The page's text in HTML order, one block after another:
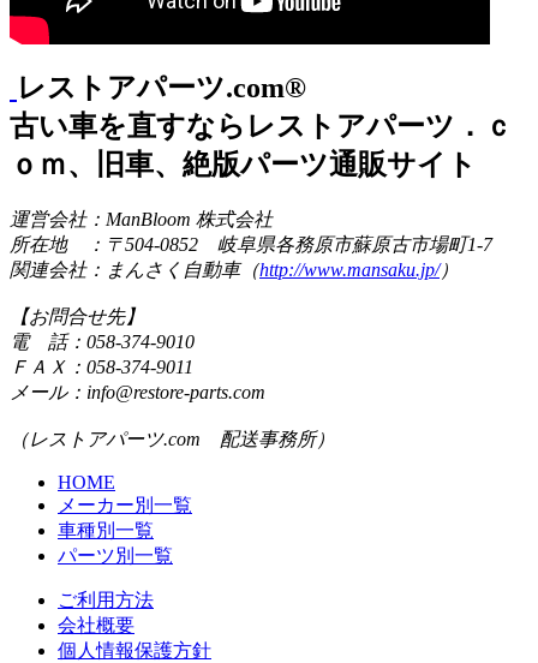
レストアパーツ.com®
古い車を直すならレストアパーツ．ｃ
ｏｍ、旧車、絶版パーツ通販サイト
運営会社：ManBloom 株式会社
所在地 ：〒504-0852 岐阜県各務原市蘇原古市場町1-7
関連会社：まんさく自動車（http://www.mansaku.jp/）
【お問合せ先】
電 話：058-374-9010
ＦＡＸ：058-374-9011
メール：info@restore-parts.com
（レストアパーツ.com 配送事務所）
HOME
メーカー別一覧
車種別一覧
パーツ別一覧
ご利用方法
会社概要
個人情報保護方針